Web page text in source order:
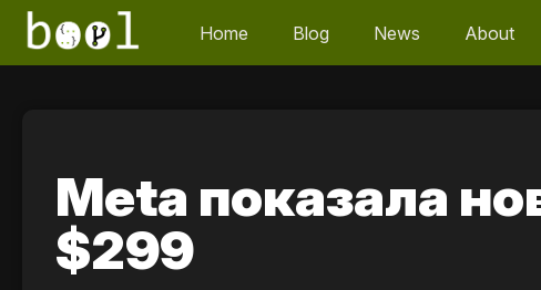
Home Blog News About
Meta показала
$299